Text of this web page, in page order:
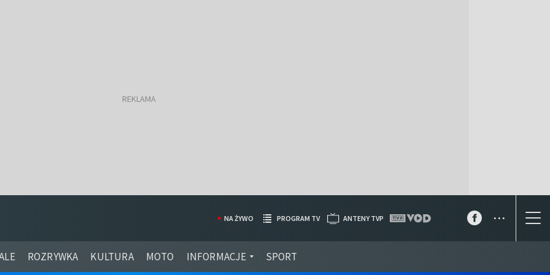
ROZRYWKA KULTURA MOTO INFORMACJE SPORT
NA ŻYWO PROGRAM TV ANTENY TVP ...